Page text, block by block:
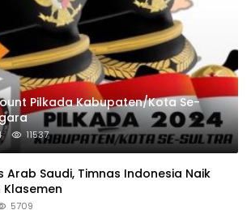
Pilkada Kabupaten/Kota Se-
11537
Arab Saudi, Timnas Indonesia Naik
Klasemen
5709